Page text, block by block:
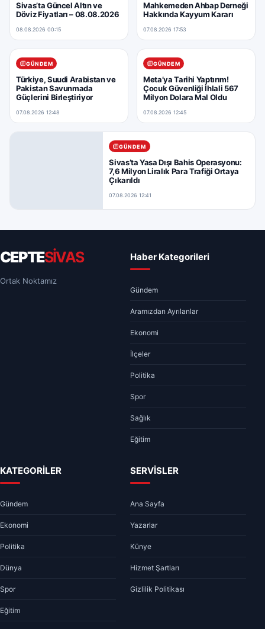
Sivas’ta Güncel Altın ve
Döviz Fiyatları – 08.08.2026
08.08.2026 00:15
Mahkemeden Ahbap Derneği
Hakkında Kayyum Kararı
07.08.2026 17:53
GÜNDEM
Türkiye, Suudi Arabistan ve
Pakistan Savunmada
Güçlerini Birleştiriyor
07.08.2026 12:48
GÜNDEM
Meta’ya Tarihi Yaptırım!
Çocuk Güvenliği İhlali 567
Milyon Dolara Mal Oldu
07.08.2026 12:45
GÜNDEM
Sivas’ta Yasa Dışı Bahis Operasyonu:
7,6 Milyon Liralık Para Trafiği Ortaya
Çıkarıldı
07.08.2026 12:41
CEPTESİVAS
Ortak Noktamız
Haber Kategorileri
Gündem
Aramızdan Ayrılanlar
Ekonomi
İlçeler
Politika
Spor
Sağlık
Eğitim
KATEGORİLER
Gündem
Ekonomi
Politika
Dünya
Spor
Eğitim
SERVİSLER
Ana Sayfa
Yazarlar
Künye
Hizmet Şartları
Gizlilik Politikası